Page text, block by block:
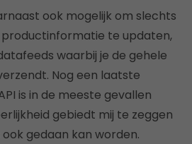
ook mogelijk om slechts
te updaten,
waarbij je de gehele
Nog een laatste
is in de meeste gevallen
gebiedt mij te zeggen
gedaan kan worden.